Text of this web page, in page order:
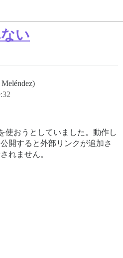
い
使おうとしていました。動作し
開すると外部リンクが追加さ
れません。